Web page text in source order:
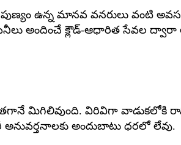
ఉన్న మానవ వనరులు వంటి
కంపెనీలు అందించే క్లౌడ్-ఆధారిత సేవల
మిగిలివుంది. విరివిగా వాడుకలోకి
అందుబాటు ధరలో లేవు.